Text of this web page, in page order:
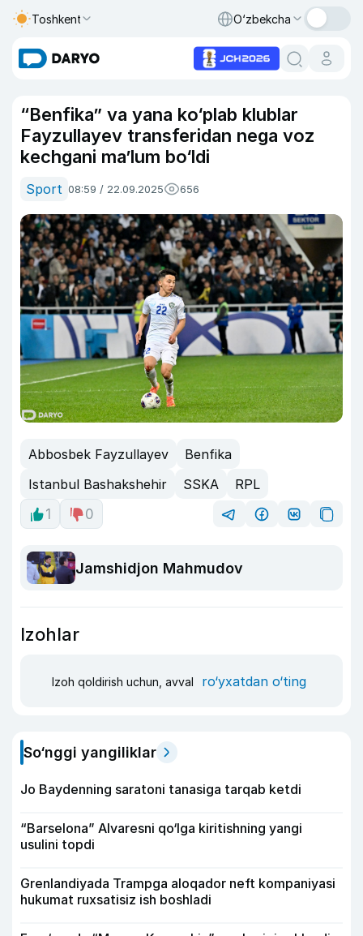
Toshkent O‘zbekcha
“Benfika” va yana ko‘plab klublar
Fayzullayev transferidan nega voz
kechgani ma’lum bo‘ldi
Sport 08:59 / 22.09.2025 656
Abbosbek Fayzullayev
Benfika
Istanbul Bashakshehir
SSKA
RPL
1
0
Jamshidjon Mahmudov
Izohlar
Izoh qoldirish uchun, avval ro‘yxatdan o‘ting
So‘nggi yangiliklar
Jo Baydenning saratoni tanasiga tarqab ketdi
“Barselona” Alvaresni qo‘lga kiritishning yangi
usulini topdi
Grenlandiyada Trampga aloqador neft kompaniyasi
hukumat ruxsatisiz ish boshladi